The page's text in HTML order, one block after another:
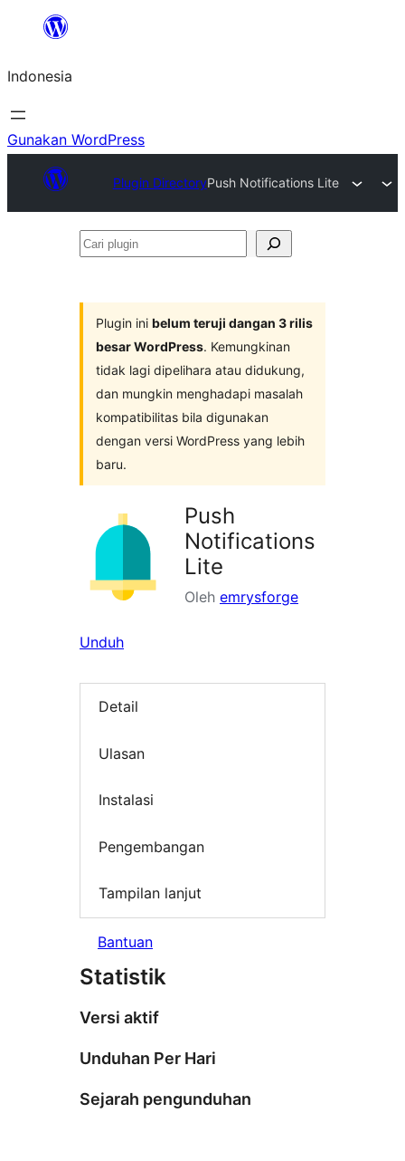
Lewati
konten
Indonesia
Gunakan WordPress
Plugin DirectoryPush Notifications Lite
Cari
Plugin ini belum teruji dangan 3 rilis
besar WordPress. Kemungkinan
tidak lagi dipelihara atau didukung,
dan mungkin menghadapi masalah
kompatibilitas bila digunakan
dengan versi WordPress yang lebih
baru.
Push
Notifications
Lite
Oleh emrysforge
Unduh
Detail
Ulasan
Instalasi
Pengembangan
Tampilan lanjut
Bantuan
Statistik
Versi aktif
Unduhan Per Hari
Sejarah pengunduhan